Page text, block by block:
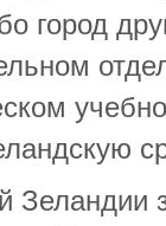
город
Зеландии